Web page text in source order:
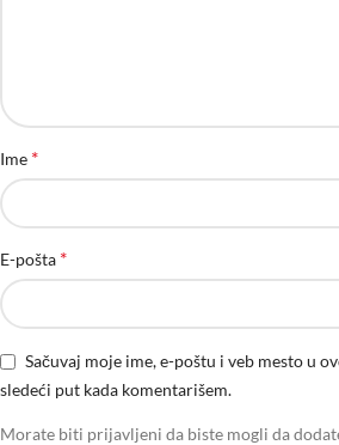
Ime *
E-pošta *
Sačuvaj moje ime, e-poštu i veb mesto u
sledeći put kada komentarišem.
Morate biti prijavljeni da biste mogli da